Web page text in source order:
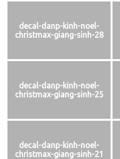
decal-danp-kinh-noel-
christmax-giang-sinh-28
decal-danp-kinh-noel-
christmax-giang-sinh-25
decal-danp-kinh-noel-
christmax-giang-sinh-21